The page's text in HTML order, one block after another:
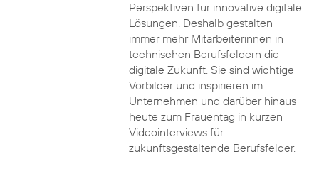
Perspektiven für innovative digitale
Lösungen. Deshalb gestalten
immer mehr Mitarbeiterinnen in
technischen Berufsfeldern die
digitale Zukunft. Sie sind wichtige
Vorbilder und inspirieren im
Unternehmen und darüber hinaus
heute zum Frauentag in kurzen
Videointerviews für
zukunftsgestaltende Berufsfelder.